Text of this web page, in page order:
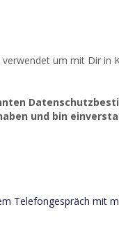
um mit Dir in
und bin
Telefongespräch mit